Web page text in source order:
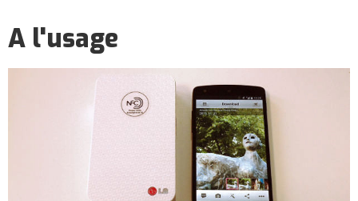
A l'usage